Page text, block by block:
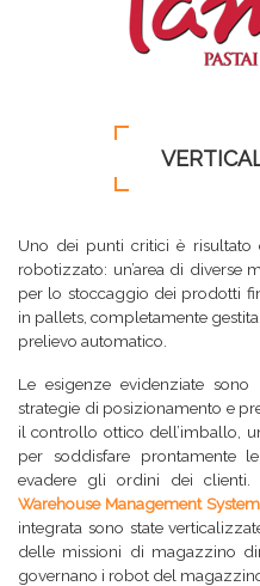
Uno dei punti critici è risultato
robotizzato: un’area di diverse
per lo stoccaggio dei prodotti
in pallets, completamente
prelievo automatico.
Le esigenze evidenziate
strategie di posizionamento e
il controllo ottico dell’imballo,
per soddisfare prontamente
evadere gli ordini dei
Warehouse Management System
integrata sono state
delle missioni di magazzino
governano i robot del